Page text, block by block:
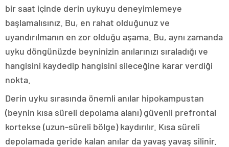
bir saat içinde derin uykuyu deneyimlemeye
başlamalısınız. Bu, en rahat olduğunuz ve
uyandırılmanın en zor olduğu aşama. Bu, aynı zamanda
uyku döngünüzde beyninizin anılarınızı sıraladığı ve
hangisini kaydedip hangisini sileceğine karar verdiği
nokta.
Derin uyku sırasında önemli anılar hipokampustan
(beynin kısa süreli depolama alanı) güvenli prefrontal
kortekse (uzun-süreli bölge) kaydırılır. Kısa süreli
depolamada geride kalan anılar da yavaş yavaş silinir.